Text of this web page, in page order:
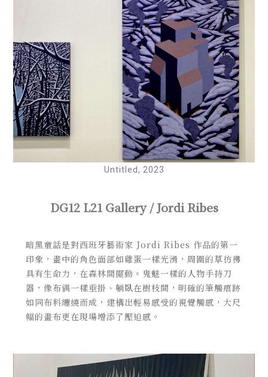
Untitled, 2023
DG12 L21 Gallery / Jordi Ribes
暗黑童話是對西班牙藝術家 Jordi Ribes 作品的第一
印象，畫中的角色面部如雞蛋一樣光滑，周圍的草彷彿
具有生命力，在森林間擺動。鬼魅一樣的人物手持刀
器，像布偶一樣垂掛、躺臥在樹枝間，明確的筆觸痕跡
如同布料纏繞而成，建構出輕易感受的視覺觸感，大尺
幅的畫布更在現場增添了壓迫感。